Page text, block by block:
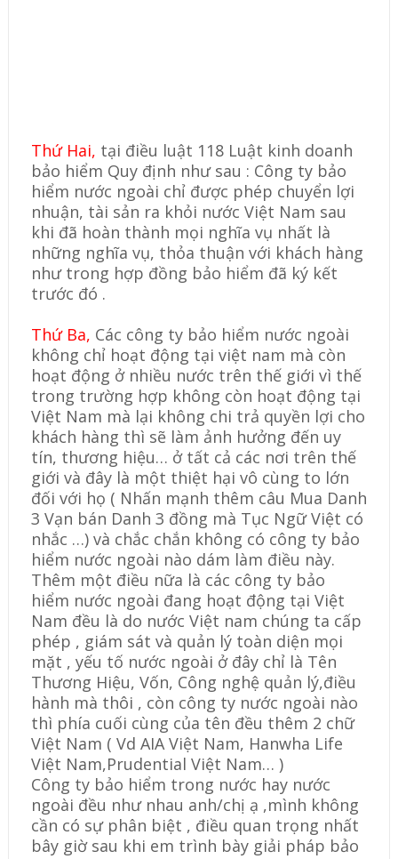
Thứ Hai, tại điều luật 118 Luật kinh doanh
bảo hiểm Quy định như sau : Công ty bảo
hiểm nước ngoài chỉ được phép chuyển lợi
nhuận, tài sản ra khỏi nước Việt Nam sau
khi đã hoàn thành mọi nghĩa vụ nhất là
những nghĩa vụ, thỏa thuận với khách hàng
như trong hợp đồng bảo hiểm đã ký kết
trước đó .
Thứ Ba, Các công ty bảo hiểm nước ngoài
không chỉ hoạt động tại việt nam mà còn
hoạt động ở nhiều nước trên thế giới vì thế
trong trường hợp không còn hoạt động tại
Việt Nam mà lại không chi trả quyền lợi cho
khách hàng thì sẽ làm ảnh hưởng đến uy
tín, thương hiệu… ở tất cả các nơi trên thế
giới và đây là một thiệt hại vô cùng to lớn
đối với họ ( Nhấn mạnh thêm câu Mua Danh
3 Vạn bán Danh 3 đồng mà Tục Ngữ Việt có
nhắc …) và chắc chắn không có công ty bảo
hiểm nước ngoài nào dám làm điều này.
Thêm một điều nữa là các công ty bảo
hiểm nước ngoài đang hoạt động tại Việt
Nam đều là do nước Việt nam chúng ta cấp
phép , giám sát và quản lý toàn diện mọi
mặt , yếu tố nước ngoài ở đây chỉ là Tên
Thương Hiệu, Vốn, Công nghệ quản lý,điều
hành mà thôi , còn công ty nước ngoài nào
thì phía cuối cùng của tên đều thêm 2 chữ
Việt Nam ( Vd AIA Việt Nam, Hanwha Life
Việt Nam,Prudential Việt Nam… )
Công ty bảo hiểm trong nước hay nước
ngoài đều như nhau anh/chị ạ ,mình không
cần có sự phân biệt , điều quan trọng nhất
bây giờ sau khi em trình bày giải pháp bảo